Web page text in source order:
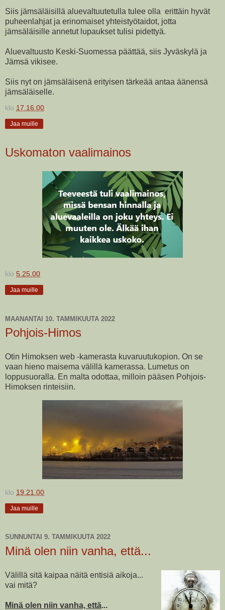
Siis jämsäläisillä aluevaltuutetulla tulee olla erittäin hyvät
puheenlahjat ja erinomaiset yhteistyötaidot, jotta
jämsäläisille annetut lupaukset tulisi pidettyä.
Aluevaltuusto Keski-Suomessa päättää, siis Jyväskylä ja
Jämsä vikisee.
Siis nyt on jämsäläisenä erityisen tärkeää antaa äänensä
jämsäläiselle.
klo 17.16.00
Jaa muille
Uskomaton vaalimainos
klo 5.25.00
Jaa muille
MAANANTAI 10. TAMMIKUUTA 2022
Pohjois-Himos
Otin Himoksen web -kamerasta kuvaruutukopion. On se
vaan hieno maisema välillä kamerassa. Lumetus on
loppusuoralla. En malta odottaa, milloin pääsen Pohjois-
Himoksen rinteisiin.
klo 19.21.00
Jaa muille
SUNNUNTAI 9. TAMMIKUUTA 2022
Minä olen niin vanha, että...
Välillä sitä kaipaa näitä entisiä aikoja...
vai mitä?
Minä olen niin vanha, että...